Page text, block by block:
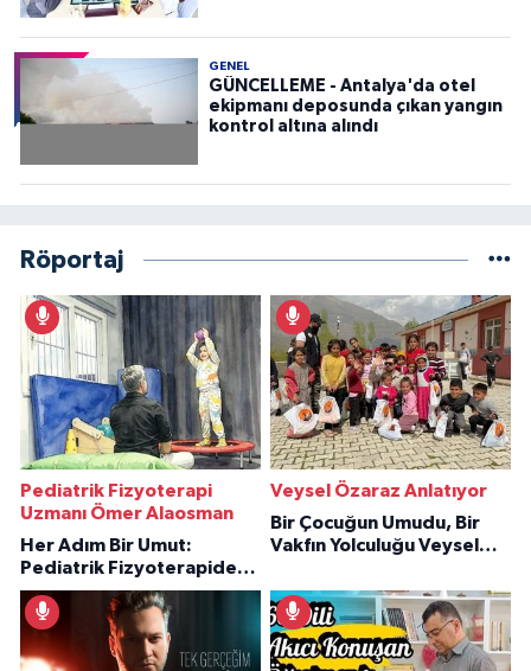
GENEL
GÜNCELLEME - Antalya'da otel
ekipmanı deposunda çıkan yangın
kontrol altına alındı
Röportaj
Pediatrik Fizyoterapi
Uzmanı Ömer Alaosman
Her Adım Bir Umut:
Pediatrik Fizyoterapiden
İlham Veren Hikâyeler
Veysel Özaraz Anlatıyor
Bir Çocuğun Umudu, Bir
Vakfın Yolculuğu Veysel